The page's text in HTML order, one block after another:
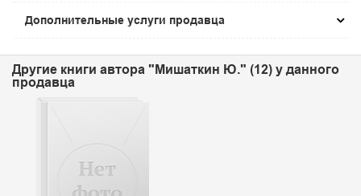
Дополнительные услуги продавца
Другие книги автора "Мишаткин Ю." (12) у данного
продавца